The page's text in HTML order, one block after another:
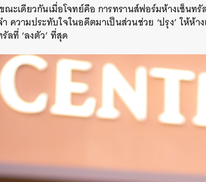
ขณะเดียวกันเมื่อโจทย์คือ การทรานส์ฟอร์มห้างเซ็นท
ำ ความประทับใจในอดีตมาเป็นส่วนช่วย ‘ปรุง’ ให้ห้
ลที่ ‘ลงตัว’ ที่สุด